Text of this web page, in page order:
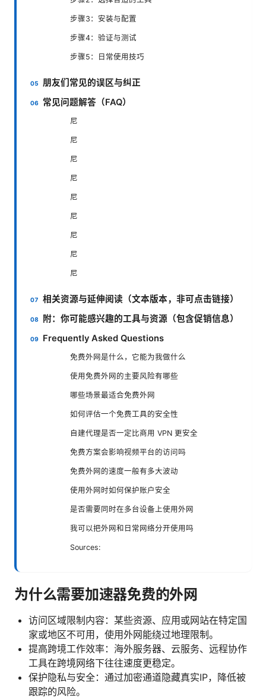
步骤3：安装与配置
步骤4：验证与测试
步骤5：日常使用技巧
朋友们常见的误区与纠正
常见问题解答（FAQ）
尼
尼
尼
尼
尼
尼
尼
尼
尼
相关资源与延伸阅读（文本版本，非可点击链接）
附：你可能感兴趣的工具与资源（包含促销信息）
Frequently Asked Questions
免费外网是什么，它能为我做什么
使用免费外网的主要风险有哪些
哪些场景最适合免费外网
如何评估一个免费工具的安全性
自建代理是否一定比商用 VPN 更安全
免费方案会影响视频平台的访问吗
免费外网的速度一般有多大波动
使用外网时如何保护账户安全
是否需要同时在多台设备上使用外网
我可以把外网和日常网络分开使用吗
Sources:
为什么需要加速器免费的外网
访问区域限制内容：某些资源、应用或网站在特定国
家或地区不可用，使用外网能绕过地理限制。
提高跨境工作效率：海外服务器、云服务、远程协作
工具在跨境网络下往往速度更稳定。
保护隐私与安全：通过加密通道隐藏真实IP，降低被
跟踪的风险。